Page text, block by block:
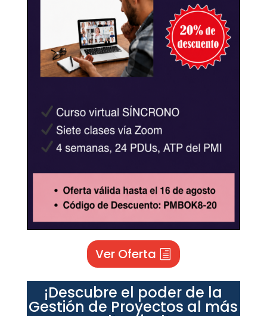
Ver Oferta
¡Descubre el poder de la
Gestión de Proyectos al más